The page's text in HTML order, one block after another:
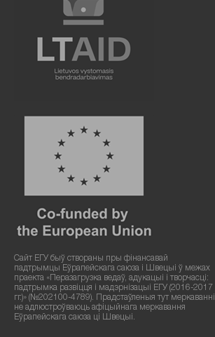
Сайт ЕГУ быў створаны пры фінансавай
падтрымцы Еўрапейскага саюза і Швецыі ў межах
праекта «Перазагрузка ведаў, адукацыі і творчасці:
падтрымка развіцця і мадэрнізацыі ЕГУ (2016-2017
гг.)» (№202100-4789). Прадстаўленыя тут меркаванні
не адлюстроўваюць афіцыйнага меркавання
Еўрапейскага саюза ці Швецыі.